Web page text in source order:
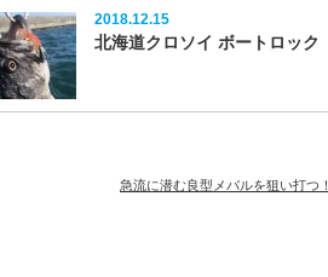
2018.12.15
北海道クロソイ ボートロック
急流に潜む良型メバルを狙い打つ！